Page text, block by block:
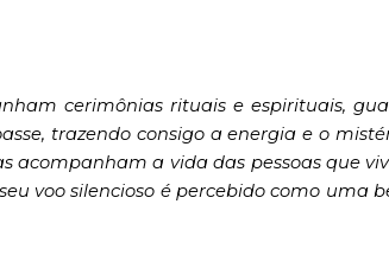
cerimônias rituais e espirituais,
trazendo consigo a energia e o
acompanham a vida das pessoas que
voo silencioso é percebido como uma